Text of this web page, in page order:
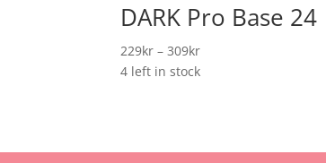
DARK Pro Base 24
229kr – 309krPrisområde:
229kr
4 left in stock